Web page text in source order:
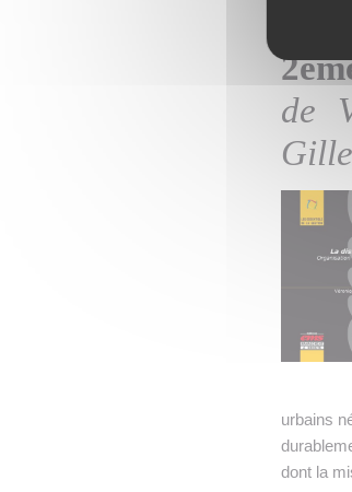
«
de
urbains
dont la